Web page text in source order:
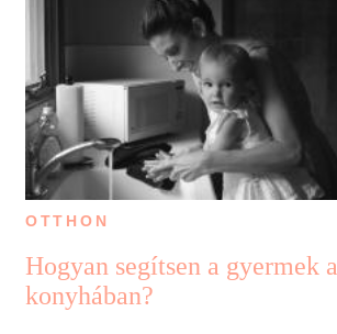
OTTHON
Hogyan segítsen a gyermek a
konyhában?